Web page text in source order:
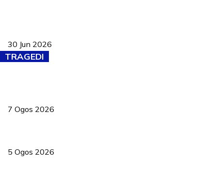
30 Jun 2026
TRAGEDI
7 Ogos 2026
5 Ogos 2026